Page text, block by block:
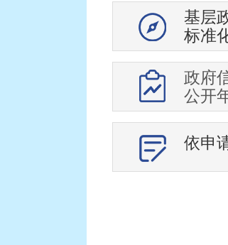
基层政务信息
新闻发布会
镇街道信息公
部门信息公开
优化营商环境
基层
标准
政府
公开
依申